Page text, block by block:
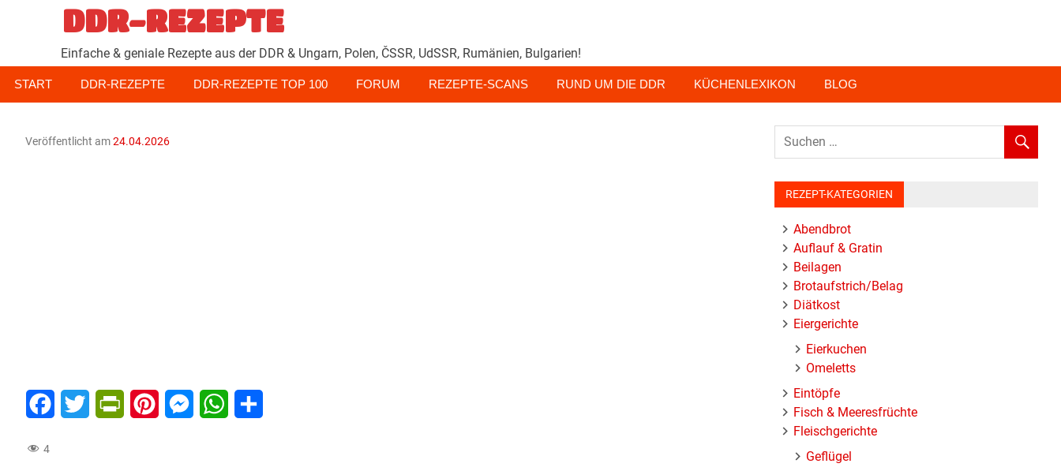
Zum
Inhalt
springen
DDR-REZEPTE
Einfache & geniale Rezepte aus der DDR & Ungarn, Polen, ČSSR, UdSSR, Rumänien, Bulgarien!
START DDR-REZEPTE DDR-REZEPTE TOP 100 FORUM REZEPTE-SCANS RUND UM DIE DDR KÜCHENLEXIKON BLOG
Veröffentlicht am24.04.2026
FacebookTwitter PrintFriendly
PinterestMessengerWhatsApp
4
REZEPT-KATEGORIEN
Abendbrot
Auflauf & Gratin
Beilagen
Brotaufstrich/Belag
Diätkost
Eiergerichte
Eierkuchen
Omeletts
Eintöpfe
Fisch & Meeresfrüchte
Fleischgerichte
Geflügel